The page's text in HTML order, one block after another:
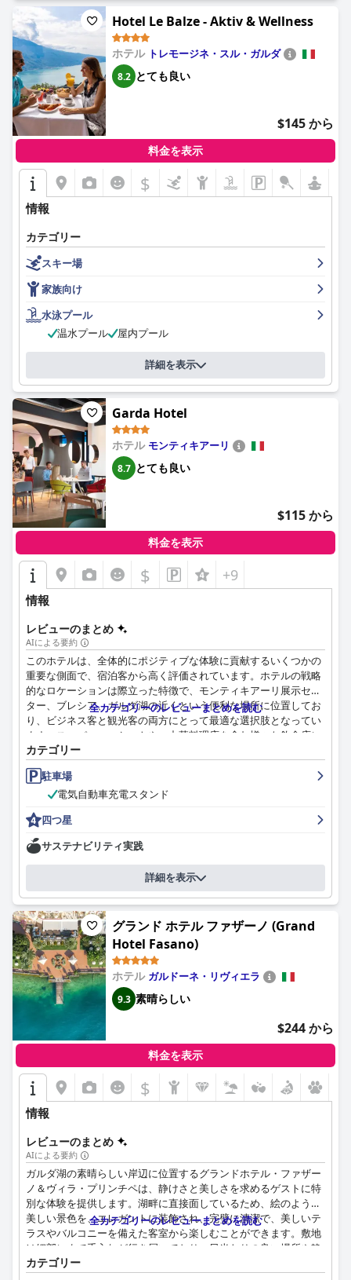
ありますが、全体的な雰囲気とロマンチックな夕日は、ホテルの
ゲストにとって大切な場所となっています。
ホテルでの駐車場は、事前に予約が必要で運転技術が必要な、限
られた狭いスペースがあるため、いくつかの課題があります。駐
車場の状況は理想的ではありませんが、慎重に計画することで不
便さを軽減し、ゲストは滞在に集中することができます。
最後に、ホテル・リヴァラーゴのベッドは快適さで高い評価を得
ており、安らかな夜と全体的に快適な滞在に貢献しています。ベ
ッドのサイズとマットレスの硬さについていくつかのコメントが
ありますが、一般的な意見は、高品質の寝具と部屋の快適さに対
する称賛です。
ン、優れたサービス、そしてロマンチックな雰囲気は、イゼーオ
湖畔での静かで思い出に残る休暇を求める旅行者にとって、高く
評価される選択肢となっています。
Hotel Le Balze - Aktiv & Wellness
ホテル トレモージネ・スル・ガルダ
8.2 とても良い
$145 から
料金を表示
$
情報
カテゴリー
スキー場
家族向け
水泳プール
温水プール
屋内プール
詳細を表示
Garda Hotel
ホテル モンティキアーリ
8.7 とても良い
$115 から
料金を表示
$ +9
情報
レビューのまとめ
AIによる要約
このホテルは、全体的にポジティブな体験に貢献するいくつかの
重要な側面で、宿泊客から高く評価されています。ホテルの戦略
的なロケーションは際立った特徴で、モンティキアーリ展示セン
ター、ブレシア、ガルダ湖の近くという便利な場所に位置してお
り、ビジネス客と観光客の両方にとって最適な選択肢となってい
ます。スーパーマーケットや、中華料理店を含む様々な飲食店に
近いことも、その魅力を高めています。工業地帯に位置している
にもかかわらず、ホテルのモダンで清潔な施設と簡単なGPSアク
セスにより、ヴェローナ、ベネチア、ミラノなどの主要な目的地
を探索するための拠点として好まれています。
宿泊客は一貫して、このホテルの豊富で多様な朝食の提供を高く
評価しています。品揃え豊富なビュッフェは、甘いものからしょ
っぱいものまで幅広い選択肢があり、多様な好みに対応してお
り、チョコレートケーキやパンケーキなどの自家製アイテムを含
む品質の高さがよく強調されています。行き届いたフレンドリー
なスタッフが朝食の体験をさらに向上させていますが、数名の宿
泊客はより多くの選択肢を追加することを提案しています。
このホテルの客室は、広さ、清潔さ、モダンなデザインで頻繁に
賞賛されています。宿泊客は、広くて快適なベッドと設備の整っ
たスペースを高く評価し、客室を明るく、美しく、静かだと表現
しています。ホテルの建物は古く見えるかもしれませんが、客室
の質とプロフェッショナルでフレンドリーなスタッフがそれを十
分に補い、快適でリラックスできる滞在を保証しています。
清潔さは、このホテルの大きな強みであり、宿泊客は客室と共用
エリアの完璧な状態に注目しています。ホテルの高い清潔さの基
準は、環境に優しい慣行と歓迎的な雰囲気と相まって、非常にお
すすめできる宿泊体験に貢献しています。
ホテルのスタッフは、そのプロ意識、親切さ、そして役に立つこ
とで圧倒的な賞賛を受けています。受付係は、その友好的で効率
的な対応で知られており、チェックインと部屋の変更をスムーズ
なプロセスにしています。チームの卓越したサービスと礼儀正し
さは、宿泊客の滞在を大幅に向上させています。
このホテルでの駐車場もまたポジティブな側面であり、十分で便
利なスペースが24時間利用可能です。ホテルの目の前にある無料
駐車場、警備された駐車場オプション、有料の地下駐車場は、す
ます。
全カテゴリーのレビューまとめを読む
カテゴリー
駐車場
電気自動車充電スタンド
四つ星
サステナビリティ実践
詳細を表示
グランド ホテル ファザーノ (Grand
Hotel Fasano)
ホテル ガルドーネ・リヴィエラ
9.3 素晴らしい
$244 から
料金を表示
$
情報
レビューのまとめ
AIによる要約
ガルダ湖の素晴らしい岸辺に位置するグランドホテル・ファザー
ノ＆ヴィラ・プリンチペは、静けさと美しさを求めるゲストに特
別な体験を提供します。湖畔に直接面しているため、絵のように
美しい景色を、エレガントに装飾され、完璧に清潔で、美しいテ
ラスやバルコニーを備えた客室から楽しむことができます。敷地
は細部にまで手入れが行き届いており、日当たりの良い場所や静
かなプールエリアなど、魅力的な雰囲気が漂っています。
全カテゴリーのレビューまとめを読む
カテゴリー